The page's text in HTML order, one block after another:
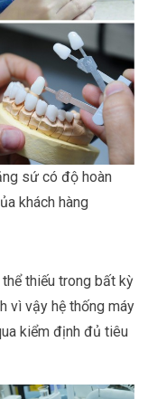
sứ có độ hoàn
khách hàng
thiếu trong bất kỳ
vì vậy hệ thống máy
kiểm định đủ tiêu